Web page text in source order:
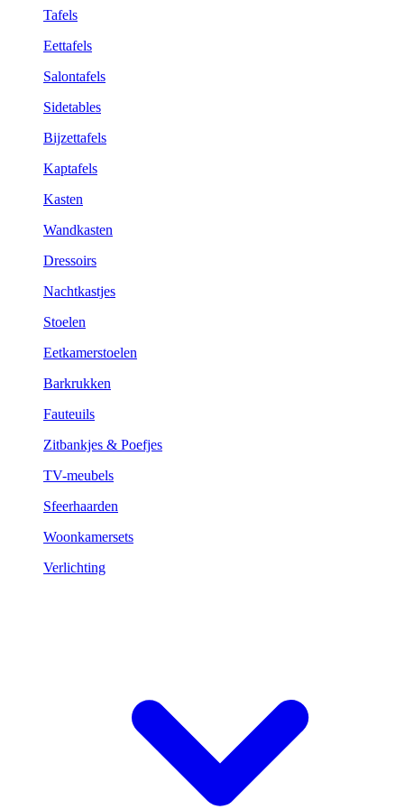
Tafels
Eettafels
Salontafels
Sidetables
Bijzettafels
Kaptafels
Kasten
Wandkasten
Dressoirs
Nachtkastjes
Stoelen
Eetkamerstoelen
Barkrukken
Fauteuils
Zitbankjes & Poefjes
TV-meubels
Sfeerhaarden
Woonkamersets
Verlichting